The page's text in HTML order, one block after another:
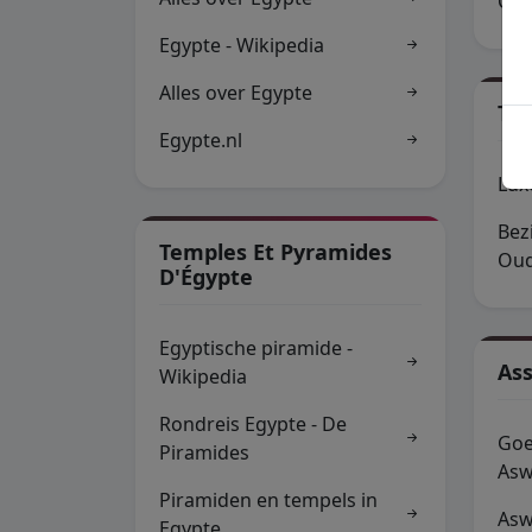
Egypte - Wikipedia
Alles over Egypte
Egypte.nl
Temples Et Pyramides
D'Égypte
Egyptische piramide -
Wikipedia
Rondreis Egypte - De
Piramides
Piramiden en tempels in